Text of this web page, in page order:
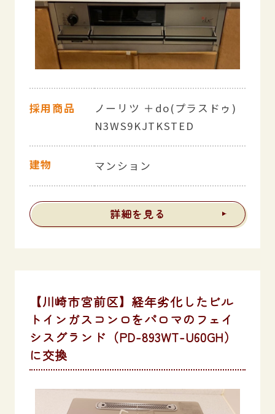
採用商品
ノーリツ ＋do(プラスドゥ)
N3WS9KJTKSTED
建物 マンション
詳細を見る
【川崎市宮前区】経年劣化したビル
トインガスコンロをパロマのフェイ
シスグランド（PD-893WT-U60GH）
に交換